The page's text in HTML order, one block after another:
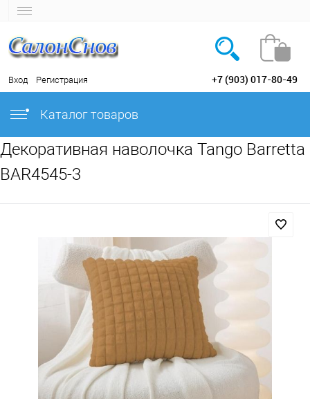
Вход Регистрация +7 (903) 017-80-49
Каталог товаров
Декоративная наволочка Tango Barretta
BAR4545-3